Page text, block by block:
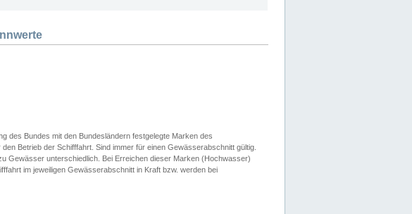
des Bundes mit den Bundesländern festgelegte Marken des
Betrieb der Schifffahrt. Sind immer für einen Gewässerabschnitt gültig.
Gewässer unterschiedlich. Bei Erreichen dieser Marken (Hochwasser)
im jeweiligen Gewässerabschnitt in Kraft bzw. werden bei